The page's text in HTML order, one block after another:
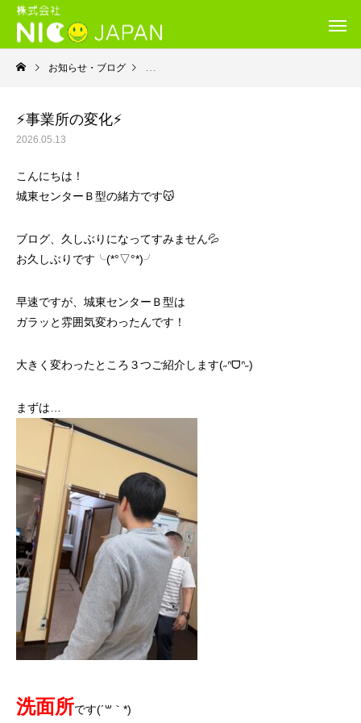
お知らせ・ブログ 就労継続支援Ｂ型・ニコサービス城東センター
⚡事業所の変化⚡
2026.05.13
こんにちは！
城東センターＢ型の緒方です😽
ブログ、久しぶりになってすみません💦
お久しぶりです╰(*°▽°*)╯
早速ですが、城東センターＢ型は
ガラッと雰囲気変わったんです！
大きく変わったところ３つご紹介します(˶ᐢᗜᐢ˶)
まずは…
洗面所です(´꒳｀*)